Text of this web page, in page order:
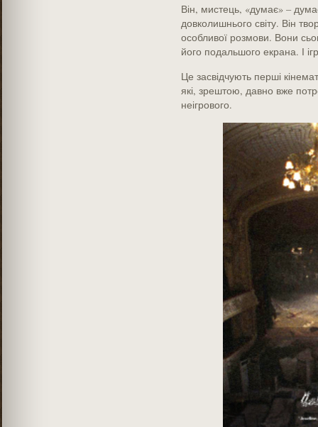
Він, мистець, «думає» –
довколишнього світу. Він
особливої розмови. Вони
його подальшого екрана. І
Це засвідчують перші
які, зрештою, давно вже
неігрового.